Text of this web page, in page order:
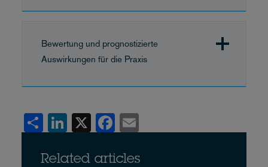
Bewertung und prognostizierte
Auswirkungen für die Praxis
Share LinkedIn Facebook
Related articles